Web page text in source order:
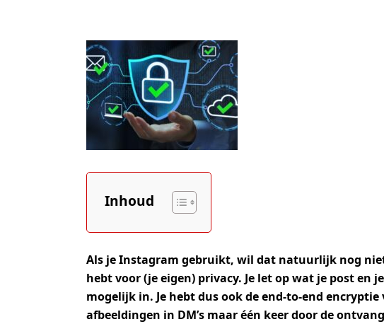
Inhoud
Als je Instagram gebruikt, wil dat natuurlijk nog
hebt voor (je eigen) privacy. Je let op wat je post en
mogelijk in. Je hebt dus ook de end-to-end encryptie
afbeeldingen in DM’s maar één keer door de